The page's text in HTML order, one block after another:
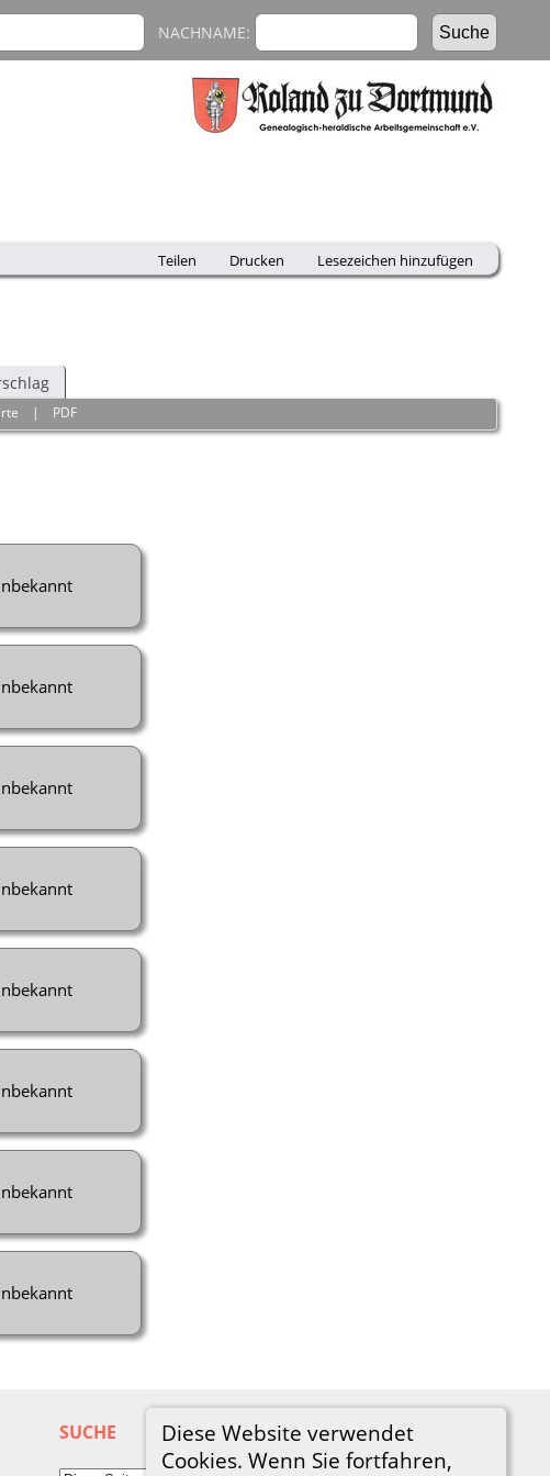
NACHNAME:
Teilen Drucken Lesezeichen hinzufügen
Diese Website verwendet
Cookies. Wenn Sie fortfahren,
| PDF
SUCHE